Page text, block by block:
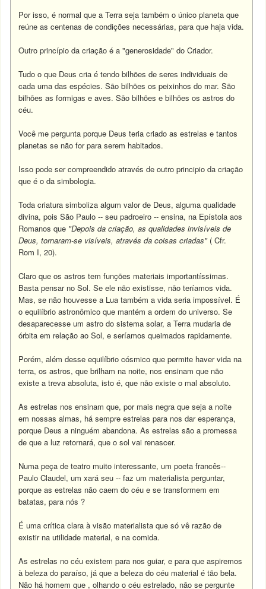
Por isso, é normal que a Terra seja também o único planeta que
reúne as centenas de condições necessárias, para que haja vida.
Outro princípio da criação é a "generosidade" do Criador.
Tudo o que Deus cria é tendo bilhões de seres individuais de
cada uma das espécies. São bilhões os peixinhos do mar. São
bilhões as formigas e aves. São bilhões e bilhões os astros do
céu.
Você me pergunta porque Deus teria criado as estrelas e tantos
planetas se não for para serem habitados.
Isso pode ser compreendido através de outro principio da criação
que é o da simbologia.
Toda criatura simboliza algum valor de Deus, alguma qualidade
divina, pois São Paulo -- seu padroeiro -- ensina, na Epístola aos
Romanos que "Depois da criação, as qualidades invisíveis de
Deus, tornaram-se visíveis, através da coisas criadas"( Cfr.
Rom I, 20).
Claro que os astros tem funções materiais importantíssimas.
Basta pensar no Sol. Se ele não existisse, não teríamos vida.
Mas, se não houvesse a Lua também a vida seria impossível. É
o equilíbrio astronômico que mantém a ordem do universo. Se
desaparecesse um astro do sistema solar, a Terra mudaria de
órbita em relação ao Sol, e seríamos queimados rapidamente.
Porém, além desse equilíbrio cósmico que permite haver vida na
terra, os astros, que brilham na noite, nos ensinam que não
existe a treva absoluta, isto é, que não existe o mal absoluto.
As estrelas nos ensinam que, por mais negra que seja a noite
em nossas almas, há sempre estrelas para nos dar esperança,
porque Deus a ninguém abandona. As estrelas são a promessa
de que a luz retornará, que o sol vai renascer.
Numa peça de teatro muito interessante, um poeta francês--
Paulo Claudel, um xará seu -- faz um materialista perguntar,
porque as estrelas não caem do céu e se transformem em
batatas, para nós ?
É uma crítica clara à visão materialista que só vê razão de
existir na utilidade material, e na comida.
As estrelas no céu existem para nos guiar, e para que aspiremos
à beleza do paraíso, já que a beleza do céu material é tão bela.
Não há homem que , olhando o céu estrelado, não se pergunte